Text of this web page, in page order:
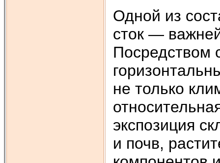
Одной из
сток —
Посредством
не только
экспозиция
и почв,